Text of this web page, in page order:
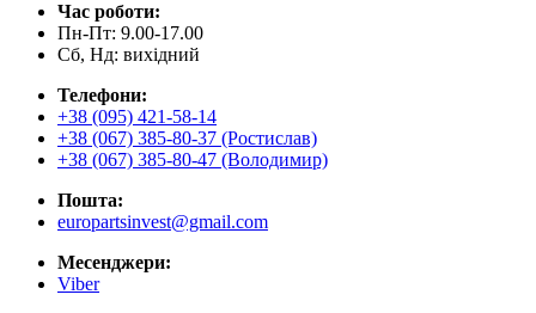
Час роботи:
Пн-Пт: 9.00-17.00
Сб, Нд: вихідний
Телефони:
+38 (095) 421-58-14
+38 (067) 385-80-37 (Ростислав)
+38 (067) 385-80-47 (Володимир)
Пошта:
europartsinvest@gmail.com
Месенджери:
Viber